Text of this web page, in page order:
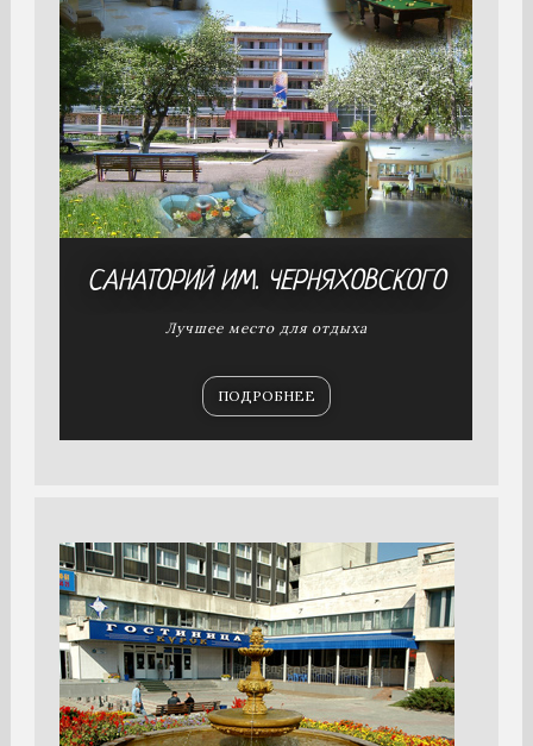
САНАТОРИЙ ИМ. ЧЕРНЯХОВСКОГО
Лучшее место для отдыха
ПОДРОБНЕЕ